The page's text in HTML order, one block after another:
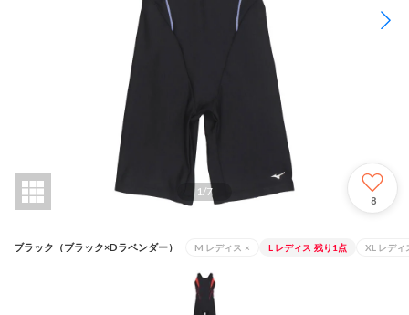
1 /7
8
ブラック（ブラック×Dラベンダー） M レディス × L レディス 残り1点 XL レディ